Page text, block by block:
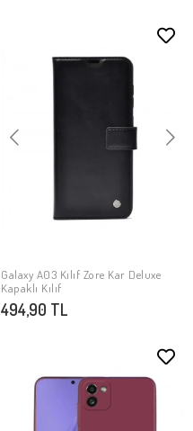
SEPETE EKLE
Galaxy A03 Kılıf Zore Kar Deluxe
Kapaklı Kılıf
494,90 TL